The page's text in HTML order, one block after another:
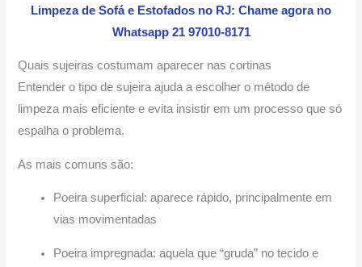
Limpeza de Sofá e Estofados no RJ: Chame agora no
Whatsapp 21 97010-8171
Quais sujeiras costumam aparecer nas cortinas
Entender o tipo de sujeira ajuda a escolher o método de
limpeza mais eficiente e evita insistir em um processo que só
espalha o problema.
As mais comuns são:
Poeira superficial: aparece rápido, principalmente em
vias movimentadas
Poeira impregnada: aquela que “gruda” no tecido e